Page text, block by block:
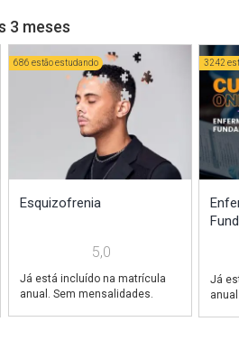
3 meses
686 estão estudando
Esquizofrenia
5,0
Já está incluído na matrícula
anual. Sem mensalidades.
3242
Já